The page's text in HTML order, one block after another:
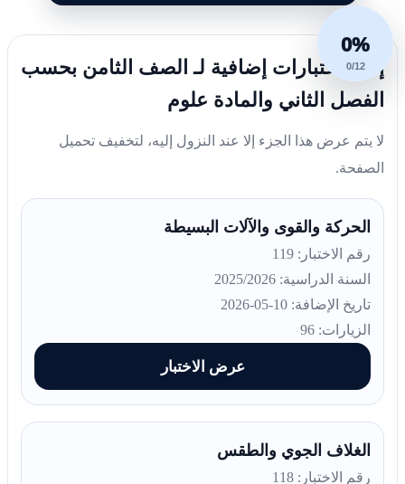
0%
0/12
إليك اختبارات إضافية لـ الصف الثامن بحسب
الفصل الثاني والمادة علوم
لا يتم عرض هذا الجزء إلا عند النزول إليه، لتخفيف تحميل
الصفحة.
الحركة والقوى والآلات البسيطة
رقم الاختبار: 119
السنة الدراسية: 2025/2026
تاريخ الإضافة: 10-05-2026
الزيارات: 96
عرض الاختبار
الغلاف الجوي والطقس
رقم الاختبار: 118